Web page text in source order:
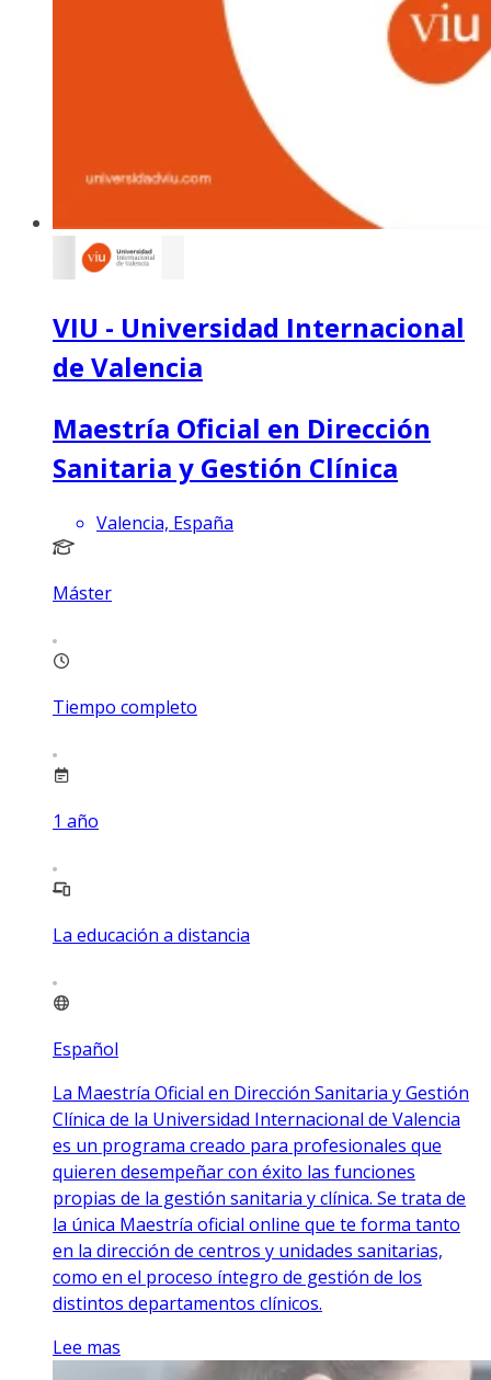
VIU - Universidad Internacional
de Valencia
Maestría Oficial en Dirección
Sanitaria y Gestión Clínica
Valencia, España
Máster
Tiempo completo
1 año
La educación a distancia
Español
La Maestría Oficial en Dirección Sanitaria y Gestión
Clínica de la Universidad Internacional de Valencia
es un programa creado para profesionales que
quieren desempeñar con éxito las funciones
propias de la gestión sanitaria y clínica. Se trata de
la única Maestría oficial online que te forma tanto
en la dirección de centros y unidades sanitarias,
como en el proceso íntegro de gestión de los
distintos departamentos clínicos.
Lee mas